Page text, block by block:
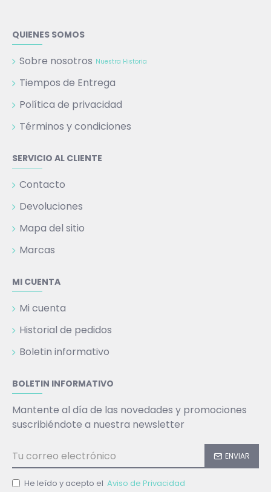
QUIENES SOMOS
Sobre nosotros Nuestra Historia
Tiempos de Entrega
Política de privacidad
Términos y condiciones
SERVICIO AL CLIENTE
Contacto
Devoluciones
Mapa del sitio
Marcas
MI CUENTA
Mi cuenta
Historial de pedidos
Boletin informativo
BOLETIN INFORMATIVO
Mantente al día de las novedades y promociones
suscribiéndote a nuestra newsletter
ENVIAR
He leído y acepto el Aviso de Privacidad